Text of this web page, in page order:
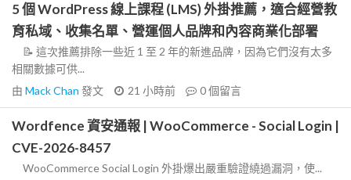
5 個 WordPress 線上課程 (LMS) 外掛推薦，適合經營教
育私域、收集名單、營運個人品牌和內容商業化部署
📝 這次推薦排除一些近 1 至 2 年的新進品牌，因為它們沒有太多
相關數據可供...
由 Mack Chan 發文 21 小時前 0個留言
Wordfence 資安通報 | WooCommerce - Social Login |
CVE-2026-8457
WooCommerce Social Login 外掛爆出嚴重驗證繞過漏洞，使...